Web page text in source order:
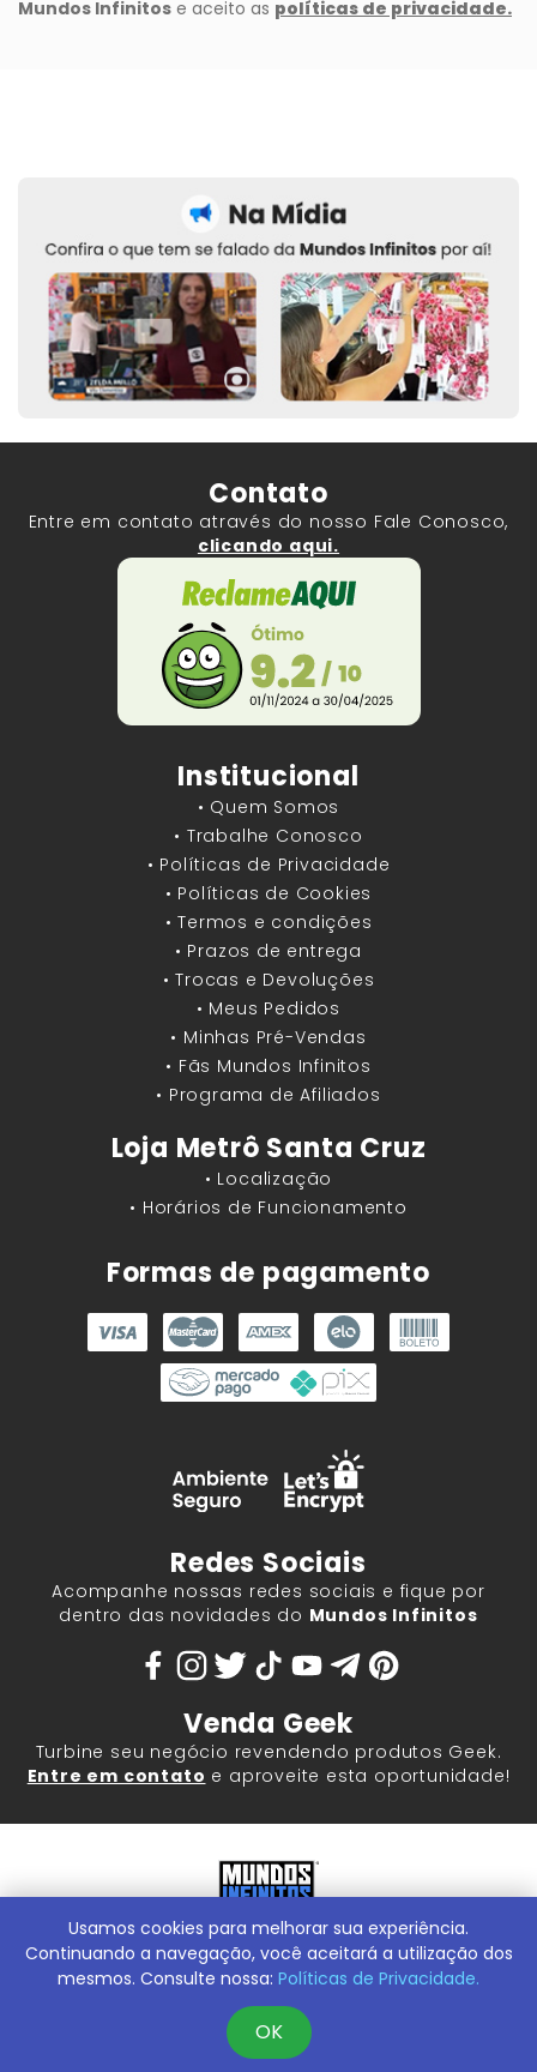
Contato
Entre em contato através do nosso Fale Conosco,
clicando aqui.
Institucional
• Quem Somos
• Trabalhe Conosco
• Políticas de Privacidade
• Políticas de Cookies
• Termos e condições
• Prazos de entrega
• Trocas e Devoluções
• Meus Pedidos
• Minhas Pré-Vendas
• Fãs Mundos Infinitos
• Programa de Afiliados
Loja Metrô Santa Cruz
• Localização
• Horários de Funcionamento
Formas de pagamento
Redes Sociais
Acompanhe nossas redes sociais e fique por
dentro das novidades do Mundos Infinitos
Venda Geek
Turbine seu negócio revendendo produtos Geek.
Entre em contato e aproveite esta oportunidade!
Mundos Infinitos - Publicações e Geek Store |ContentStuff
Publicações e Assinaturas Ltda. CNPJ - 05.859.917/0001-60.
Conheça nossa Loja Física:Rua Machado Bitencourt, 291 -
Usamos cookies para melhorar sua experiência.
Continuando a navegação, você aceitará a utilização dos
mesmos. Consulte nossa: Políticas de Privacidade.
OK